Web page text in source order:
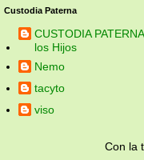
Custodia Paterna
CUSTODIA
los Hijos
Nemo
tacyto
viso
Con la